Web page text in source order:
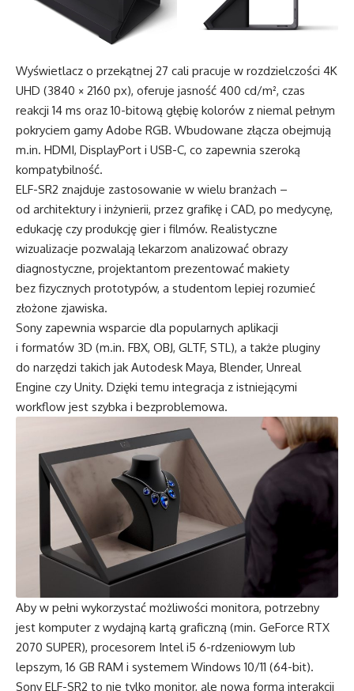
Wyświetlacz o przekątnej 27 cali pracuje w rozdzielczości 4K
UHD (3840 × 2160 px), oferuje jasność 400 cd/m², czas
reakcji 14 ms oraz 10-bitową głębię kolorów z niemal pełnym
pokryciem gamy Adobe RGB. Wbudowane złącza obejmują
m.in. HDMI, DisplayPort i USB-C, co zapewnia szeroką
kompatybilność.
ELF-SR2 znajduje zastosowanie w wielu branżach –
od architektury i inżynierii, przez grafikę i CAD, po medycynę,
edukację czy produkcję gier i filmów. Realistyczne
wizualizacje pozwalają lekarzom analizować obrazy
diagnostyczne, projektantom prezentować makiety
bez fizycznych prototypów, a studentom lepiej rozumieć
złożone zjawiska.
Sony zapewnia wsparcie dla popularnych aplikacji
i formatów 3D (m.in. FBX, OBJ, GLTF, STL), a także pluginy
do narzędzi takich jak Autodesk Maya, Blender, Unreal
Engine czy Unity. Dzięki temu integracja z istniejącymi
workflow jest szybka i bezproblemowa.
Aby w pełni wykorzystać możliwości monitora, potrzebny
jest komputer z wydajną kartą graficzną (min. GeForce RTX
2070 SUPER), procesorem Intel i5 6-rdzeniowym lub
lepszym, 16 GB RAM i systemem Windows 10/11 (64-bit).
Sony ELF-SR2 to nie tylko monitor, ale nowa forma interakcji